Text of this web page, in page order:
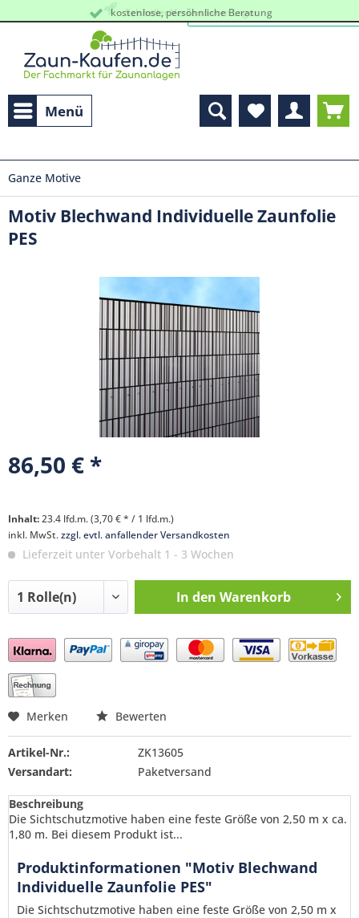
Schneller Versand vom Lager
kostenlose, persöhnliche Beratung
Menü
Ganze Motive
Motiv Blechwand Individuelle Zaunfolie
PES
86,50 € *
Inhalt:23.4 lfd.m. (3,70 € * / 1 lfd.m.)
inkl. MwSt.zzgl. evtl. anfallender Versandkosten
Lieferzeit unter Vorbehalt 1 - 3 Wochen
In den Warenkorb
Preis anfragen
Merken Bewerten
Artikel-Nr.:
ZK13605
Versandart:
Paketversand
Beschreibung
Die Sichtschutzmotive haben eine feste Größe von 2,50 m x ca.
1,80 m. Bei diesem Produkt ist...
Produktinformationen "Motiv Blechwand
Individuelle Zaunfolie PES"
Die Sichtschutzmotive haben eine feste Größe von 2,50 m x